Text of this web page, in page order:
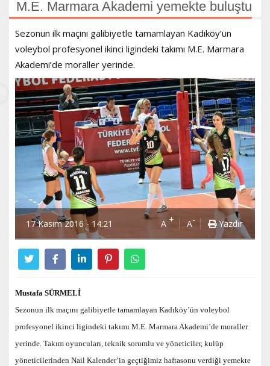
M.E. Marmara Akademi yemekte buluştu
Sezonun ilk maçını galibiyetle tamamlayan Kadıköy’ün
voleybol profesyonel ikinci ligindeki takımı M.E. Marmara
Akademi’de moraller yerinde.
17 Kasım 2016 - 14:21 A + A- Yazdır
Mustafa SÜRMELİ
Sezonun ilk maçını galibiyetle tamamlayan Kadıköy’ün voleybol
profesyonel ikinci ligindeki takımı M.E. Marmara Akademi’de moraller
yerinde. Takım oyuncuları, teknik sorumlu ve yöneticiler, kulüp
yöneticilerinden Nail Kalender’in geçtiğimiz haftasonu verdiği yemekte